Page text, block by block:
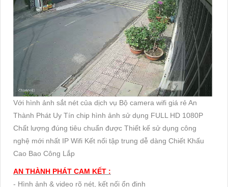
Với hình ảnh sắt nét của dịch vụ Bộ camera wifi giá rẻ An
Thành Phát Uy Tín chip hình ảnh sử dụng FULL HD 1080P
Chất lượng đúng tiêu chuẩn được Thiết kế sử dụng công
nghệ mới nhất IP Wifi Kết nối tập trung dễ dàng Chiết Khấu
Cao Bao Công Lắp
AN THÀNH PHÁT CAM KẾT :
- Hình ảnh & video rõ nét, kết nối ổn định